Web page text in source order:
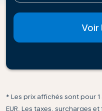
Voir
* Les prix affichés sont pour
EUR. Les taxes, surcharges